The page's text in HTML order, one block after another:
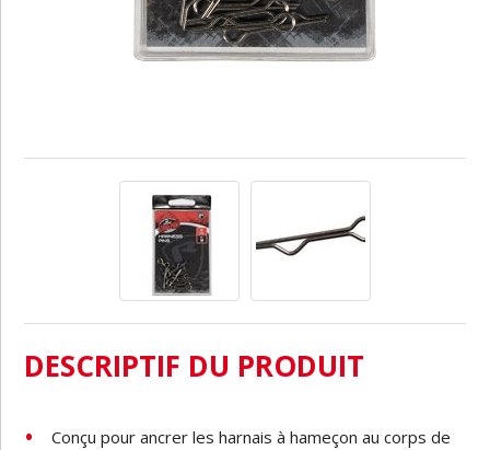
DESCRIPTIF DU PRODUIT
Conçu pour ancrer les harnais à hameçon au corps de